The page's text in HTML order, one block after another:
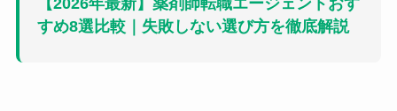
【2026年最新】薬剤師転職エージェントおす
すめ8選比較｜失敗しない選び方を徹底解説